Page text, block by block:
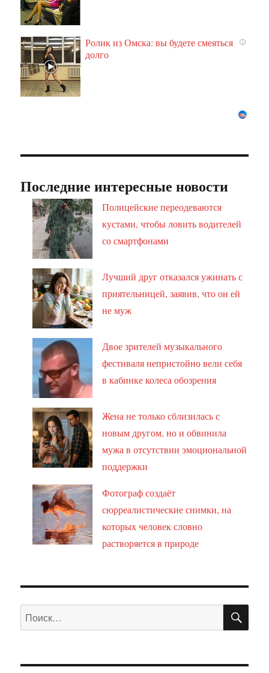
i
Ролик из Омска: вы будете смеяться
долго
Последние интересные новости
Полицейские переодеваются
кустами, чтобы ловить водителей
со смартфонами
Лучший друг отказался ужинать с
приятельницей, заявив, что он ей
не муж
Двое зрителей музыкального
фестиваля непристойно вели себя
в кабинке колеса обозрения
Жена не только сблизилась с
новым другом, но и обвинила
мужа в отсутствии эмоциональной
поддержки
Фотограф создаёт
сюрреалистические снимки, на
которых человек словно
растворяется в природе
Искать: